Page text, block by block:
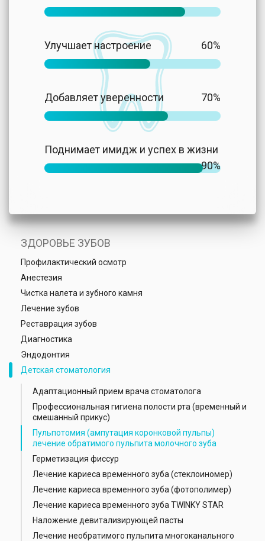
Улучшает настроение 60%
Добавляет уверенности 70%
Поднимает имидж и успех в жизни
90%
ЗДОРОВЬЕ ЗУБОВ
Профилактический осмотр
Анестезия
Чистка налета и зубного камня
Лечение зубов
Реставрация зубов
Диагностика
Эндодонтия
Детская стоматология
Адаптационный прием врача стоматолога
Профессиональная гигиена полости рта (временный и
смешанный прикус)
Пульпотомия (ампутация коронковой пульпы)
лечение обратимого пульпита молочного зуба
Герметизация фиссур
Лечение кариеса временного зуба (стеклоиномер)
Лечение кариеса временного зуба (фотополимер)
Лечение кариеса временного зуба TWINKY STAR
Наложение девитализирующей пасты
Лечение необратимого пульпита многоканального